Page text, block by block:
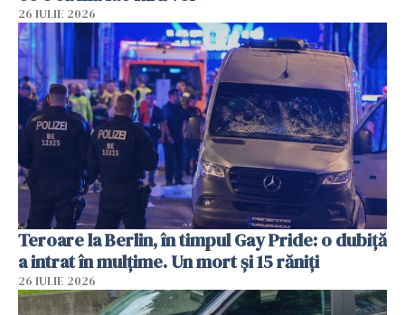
26 IULIE 2026
Teroare la Berlin, în timpul Gay Pride: o dubiță
a intrat în mulțime. Un mort și 15 răniți
26 IULIE 2026